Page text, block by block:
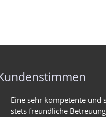
Eine sehr kompetente und
stets freundliche